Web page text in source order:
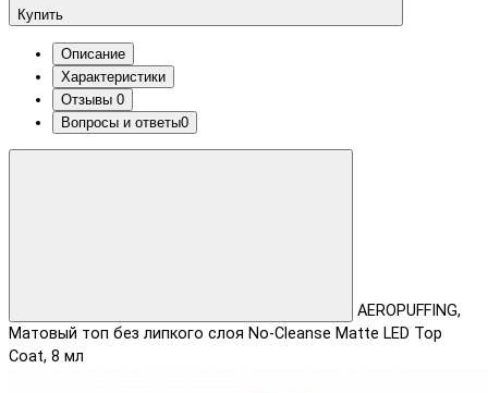
Купить
Описание
Характеристики
Отзывы 0
Вопросы и ответы0
AEROPUFFING,
Матовый топ без липкого слоя No-Cleanse Matte LED Top
Coat, 8 мл